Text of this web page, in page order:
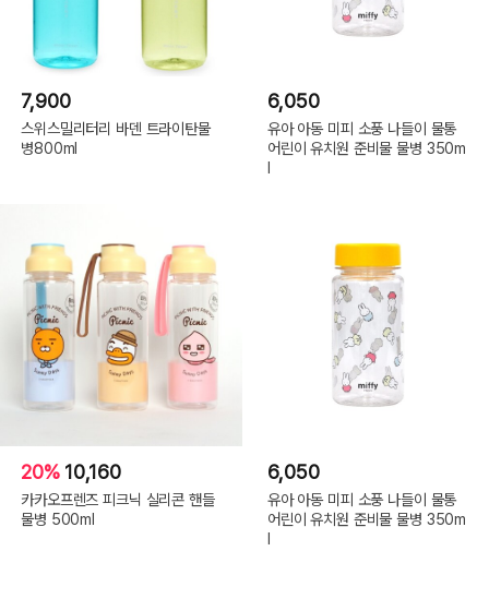
7,900
스위스밀리터리 바덴 트라이탄물
병800ml
6,050
유아 아동 미피 소풍 나들이 물통
어린이 유치원 준비물 물병 350m
l
20% 10,160
카카오프렌즈 피크닉 실리콘 핸들
물병 500ml
6,050
유아 아동 미피 소풍 나들이 물통
어린이 유치원 준비물 물병 350m
l